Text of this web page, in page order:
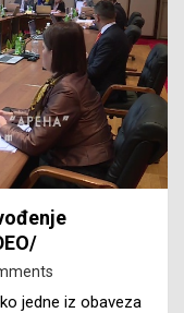
jedne iz obaveza